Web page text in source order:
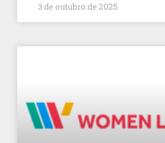
3 de outubro de 2025